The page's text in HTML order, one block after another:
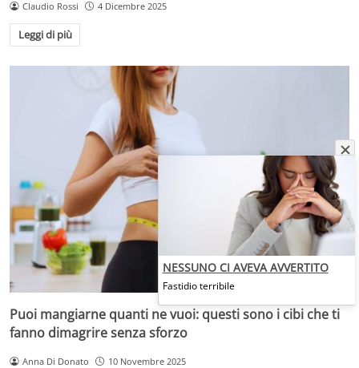
Claudio Rossi 4 Dicembre 2025
Leggi di più
Puoi mangiarne quanti ne vuoi: questi sono i cibi che ti
fanno dimagrire senza sforzo
Anna Di Donato 10 Novembre 2025
NESSUNO CI AVEVA AVVERTITO
Fastidio terribile